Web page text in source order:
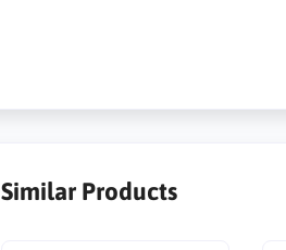
Similar Products